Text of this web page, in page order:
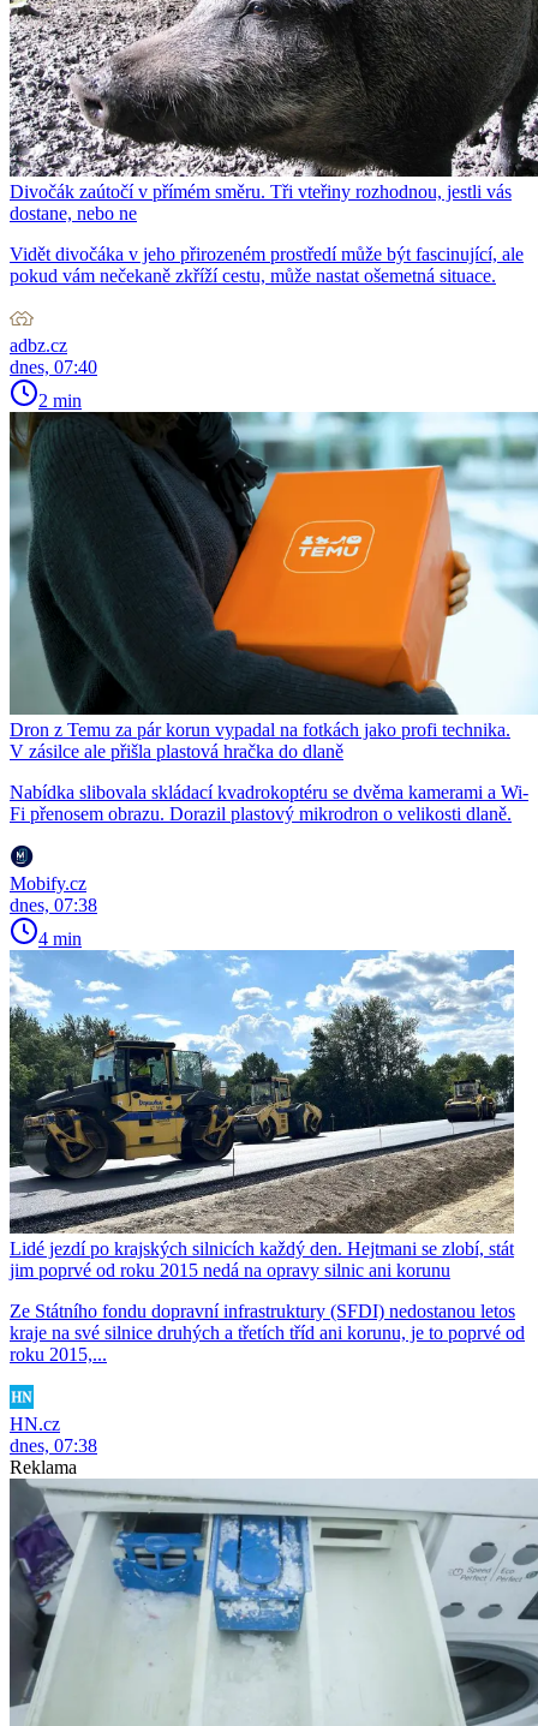
Divočák zaútočí v přímém směru. Tři vteřiny rozhodnou, jestli vás
dostane, nebo ne
Vidět divočáka v jeho přirozeném prostředí může být fascinující, ale
pokud vám nečekaně zkříží cestu, může nastat ošemetná situace.
adbz.cz
dnes, 07:40
2 min
Dron z Temu za pár korun vypadal na fotkách jako profi technika.
V zásilce ale přišla plastová hračka do dlaně
Nabídka slibovala skládací kvadrokoptéru se dvěma kamerami a Wi-
Fi přenosem obrazu. Dorazil plastový mikrodron o velikosti dlaně.
Mobify.cz
dnes, 07:38
4 min
Lidé jezdí po krajských silnicích každý den. Hejtmani se zlobí, stát
jim poprvé od roku 2015 nedá na opravy silnic ani korunu
Ze Státního fondu dopravní infrastruktury (SFDI) nedostanou letos
kraje na své silnice druhých a třetích tříd ani korunu, je to poprvé od
roku 2015,...
HN.cz
dnes, 07:38
Reklama